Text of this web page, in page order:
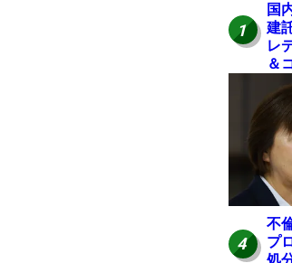
1
国
建
レ
＆
岐
4
不
プ
処